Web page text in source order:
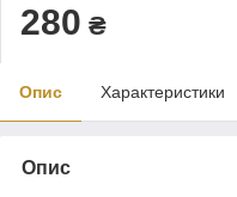
280 ₴
Опис Характеристики
Опис